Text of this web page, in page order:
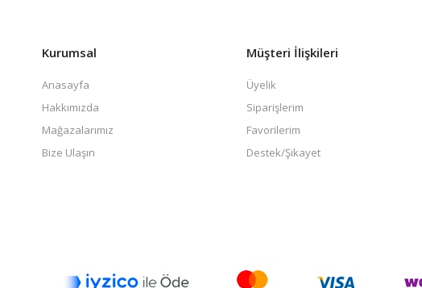
Kurumsal
Anasayfa
Hakkımızda
Mağazalarımız
Bize Ulaşın
Müşteri İlişkileri
Üyelik
Siparişlerim
Favorilerim
Destek/Şikayet